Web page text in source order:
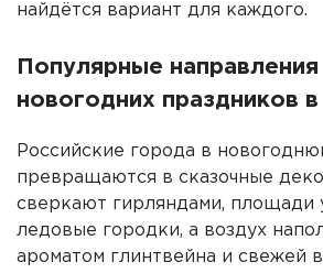
найдётся вариант для каждого.
Популярные направления
новогодних праздников
Российские города в
превращаются в сказочные
сверкают гирляндами, площади
ледовые городки, а воздух
ароматом глинтвейна и свежей